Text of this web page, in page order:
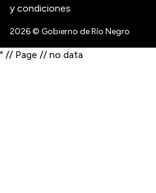
y condiciones
2026© Gobierno de Río Negro
" // Page // no data